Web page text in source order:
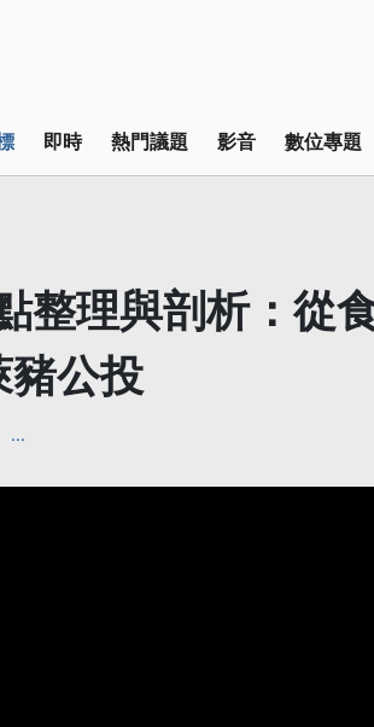
即時 熱門議題 影音 數位專題
整理與剖析：從
豬公投
...